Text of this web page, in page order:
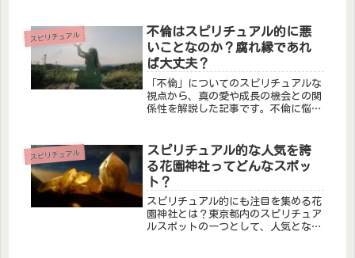
は一見すると理解し難いことも。本記
事では、INTP女性が共感する「...
スピリチュアル
不倫はスピリチュアル的に悪
いことなのか？腐れ縁であれ
ば大丈夫？
「不倫」についてのスピリチュアルな
視点から、真の愛や成長の機会との関
係性を解説した記事です。不倫に悩む
スピリチュアル
スピリチュアル的な人気を誇
る花園神社ってどんなスポッ
ト？
スピリチュアル的にも注目を集める花
園神社とは？東京都内のスピリチュア
ルスポットの一つとして、人気となっ